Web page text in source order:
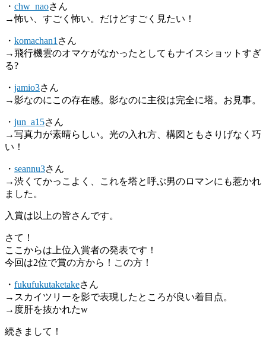
・ chw_naoさん
→怖い、すごく怖い。だけどすごく見たい！
・ komachan1 さん
→飛行機雲のオマケがなかったとしてもナイスショットすぎ
る?
・ jamio3さん
→影なのにこの存在感。影なのに主役は完全に塔。お見事。
・ jun_a15さん
→写真力が素晴らしい。光の入れ方、構図ともさりげなく巧
い！
・ seannu3さん
→渋くてかっこよく、これを塔と呼ぶ男のロマンにも惹かれ
ました。
入賞は以上の皆さんです。
さて！
ここからは上位入賞者の発表です！
今回は2位で賞の方から！この方！
・ fukufukutaketakeさん
→スカイツリーを影で表現したところが良い着目点。
→度肝を抜かれたw
続きまして！